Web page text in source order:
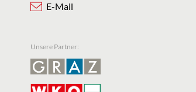
E-Mail
Unsere Partner: